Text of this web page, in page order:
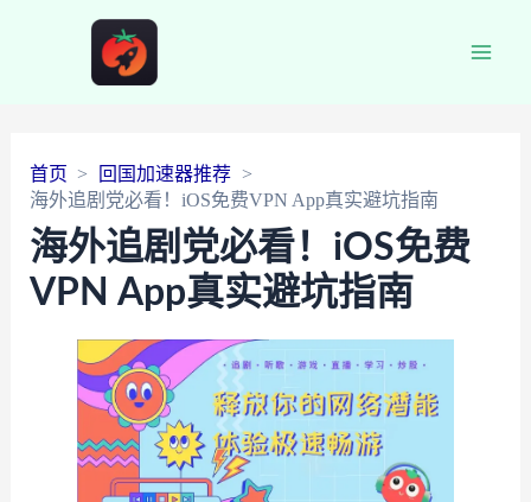
首页
回国加速器推荐
海外追剧党必看！iOS免费VPN App真实避坑指南
海外追剧党必看！iOS免费
VPN App真实避坑指南